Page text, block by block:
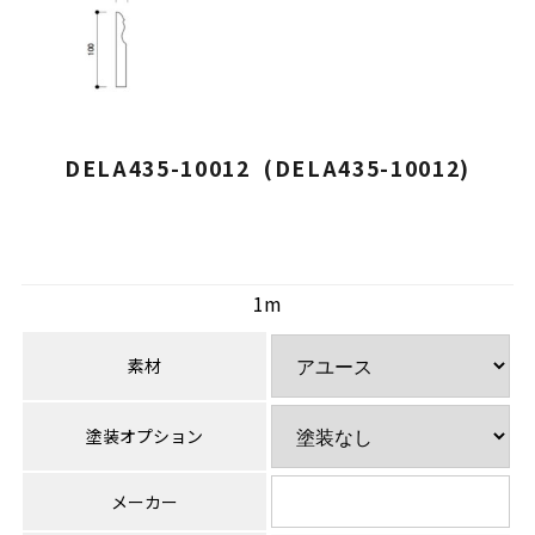
DELA435-10012 (DELA435-10012)
1m
素材
塗装オプション
メーカー